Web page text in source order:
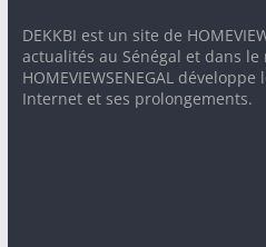
DEKKBI est un site de
actualités au Sénégal et dans le
HOMEVIEWSENEGAL
Internet et ses prolongements.